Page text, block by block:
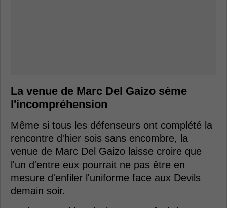
La venue de Marc Del Gaizo sème
l'incompréhension
Même si tous les défenseurs ont complété la
rencontre d'hier sois sans encombre, la
venue de Marc Del Gaizo laisse croire que
l'un d'entre eux pourrait ne pas être en
mesure d'enfiler l'uniforme face aux Devils
demain soir.